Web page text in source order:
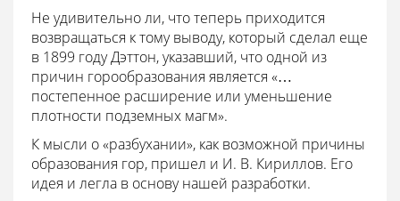
Не удивительно ли, что теперь приходится
возвращаться к тому выводу, который сделал еще
в 1899 году Дэттон, указавший, что одной из
причин горообразования является «…
постепенное расширение или уменьшение
плотности подземных магм».
К мысли о «разбухании», как возможной причины
образования гор, пришел и И. В. Кириллов. Его
идея и легла в основу нашей разработки.